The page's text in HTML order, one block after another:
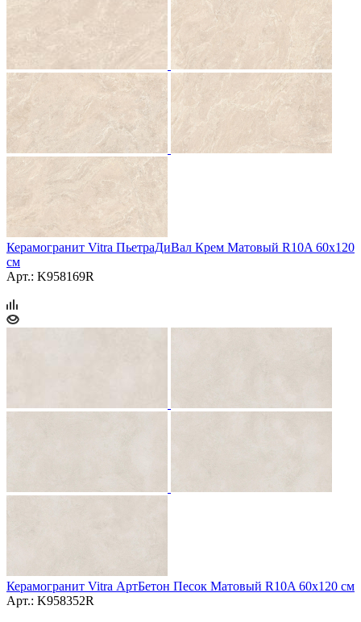
Керамогранит Vitra ПьетраДиВал Крем Матовый R10A 60x120
см
Арт.: K958169R
Керамогранит Vitra АртБетон Песок Матовый R10A 60x120 см
Арт.: K958352R